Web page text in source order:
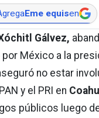
Eme equisen
Gálvez,
México a la
no estar
y el PRI en
públicos luego